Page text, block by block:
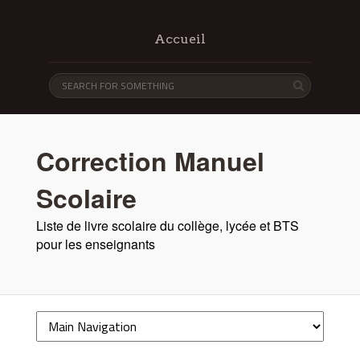
Accueil
Correction Manuel
Scolaire
Liste de livre scolaire du collège, lycée et BTS
pour les enseignants